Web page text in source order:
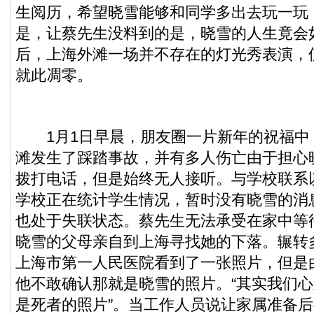
生阅历，希望晓雪能够和同学多出去玩一
是，让蔡先生没料到的是，晓雪的人生竟
后，上海外滩一场并不存在的灯光秀表演
就此凋零。
1月1日早晨，朋友圈一片新年的祝福中
滩发生了踩踏事故，并有多人伤亡由于担
拨打电话，但是始终无人接听。与学校联
学校正在统计学生情况，暂时没有晓雪的
也处于失联状态。蔡先生无法承受在家中
晓雪的父母亲自到上海寻找她的下落。辗
上海市第一人民医院看到了一张照片，但
他不敢确认那就是晓雪的照片。“其实我们
是死者的照片”。当工作人员说让家属准备